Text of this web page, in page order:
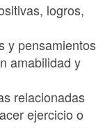
logros,
y pensamientos
amabilidad y
relacionadas
ejercicio o